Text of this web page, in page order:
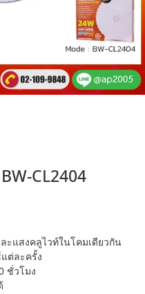
CL2404
฿.
ะแสงคลูไวท์ในโคมเดียวกัน
ต่ละครั้ง
ชั่วโมง